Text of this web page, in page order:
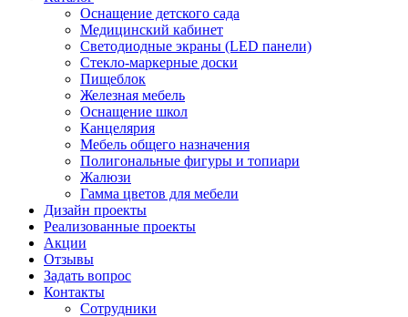
Оснащение детского сада
Медицинский кабинет
Светодиодные экраны (LED панели)
Стекло-маркерные доски
Пищеблок
Железная мебель
Оснащение школ
Канцелярия
Мебель общего назначения
Полигональные фигуры и топиари
Жалюзи
Гамма цветов для мебели
Дизайн проекты
Реализованные проекты
Акции
Отзывы
Задать вопрос
Контакты
Сотрудники